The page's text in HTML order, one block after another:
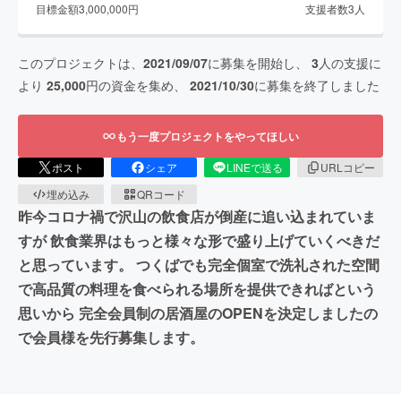
目標金額3,000,000円 支援者数3 人
このプロジェクトは、 2021/09/07に募集を開始し、 3人の支援に
より 25,000円の資金を集め、 2021/10/30に募集を終了しました
もう一度プロジェクトをやってほしい
ポスト シェア LINEで送る
URLコピー
埋め込み
QRコード
昨今コロナ禍で沢山の飲食店が倒産に追い込まれていま
すが 飲食業界はもっと様々な形で盛り上げていくべきだ
と思っています。 つくばでも完全個室で洗礼された空間
で高品質の料理を食べられる場所を提供できればという
思いから 完全会員制の居酒屋のOPENを決定しましたの
で会員様を先行募集します。